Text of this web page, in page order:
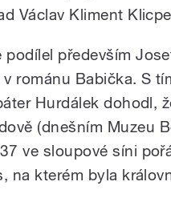
Václav Kliment
především
románu Babička. S
Hurdálek dohodl,
(dnešním Muzeu
ve sloupové síni
na kterém byla